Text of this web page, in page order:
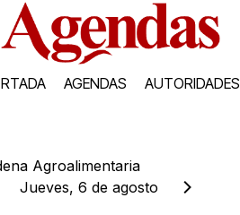
AGENDAS AUTORIDADES
Agroalimentaria
Jueves, 6 de agosto